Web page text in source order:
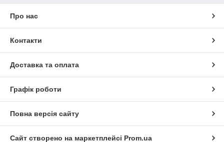
«САМ СЕБЕ СЕРВИС» — Ваш надежный партнер и
Подарите вторую жизнь своей бензомоторной технике.
Про нас
Контакти
Доставка та оплата
Графік роботи
Повна версія сайту
Сайт створено на маркетплейсі Prom.ua